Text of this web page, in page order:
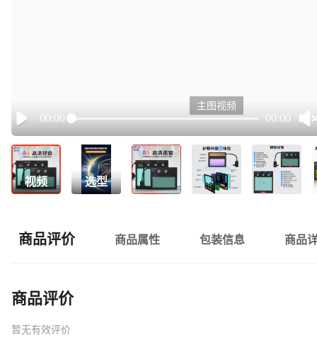
Play
00:00 00:00
主图视频
视频 选型
商品评价 商品属性 包装信息 商品
商品评价
暂无有效评价